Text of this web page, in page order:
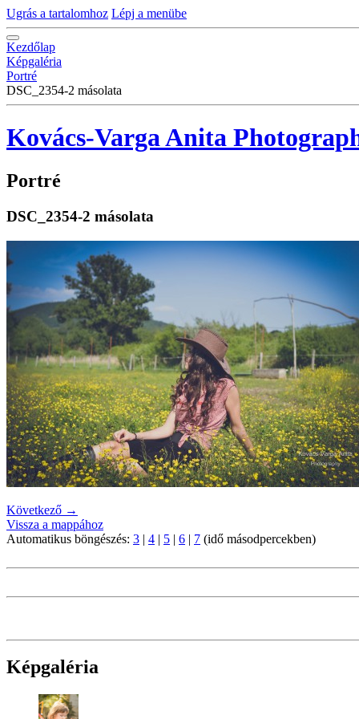
Ugrás a tartalomhoz Lépj a menübe
Kezdőlap
Képgaléria
Portré
DSC_2354-2 másolata
Kovács-Varga Anita
Portré
DSC_2354-2 másolata
Következő →
Vissza a mappához
Automatikus böngészés: 3 | 4 | 5 | 6 | 7 (idő másodpercekben)
Képgaléria